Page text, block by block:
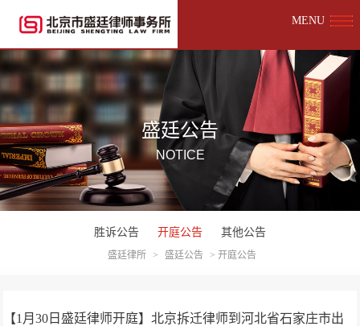
MENU
盛廷公告
NOTICE
胜诉公告 开庭公告 其他公告
盛廷律所 > 盛廷公告 > 开庭公告
【1月30日盛廷律师开庭】北京拆迁律师到河北省石家庄市出